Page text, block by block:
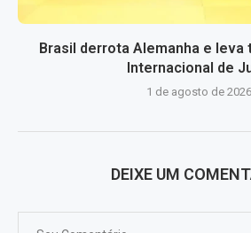
Brasil derrota Alemanha e leva
Internacional de
1 de agosto de 2026
DEIXE UM